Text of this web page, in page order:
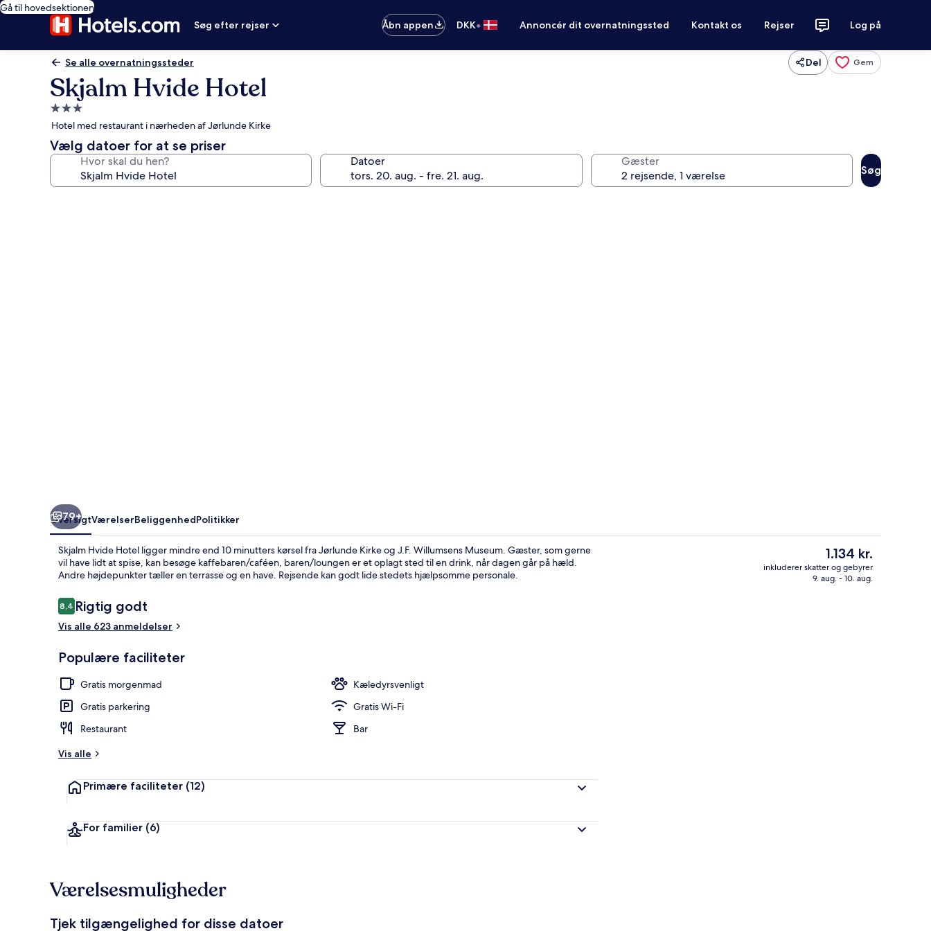
Gå til hovedsektionen
Søg efter rejser
Åbn appen DKK• Annoncér dit overnatningssted Kontakt os Rejser Log på
Se alle overnatningssteder Del Gem
Skjalm Hvide Hotel
3.0-
stjernet
overnatningssted
Hotel med restaurant i nærheden af Jørlunde Kirke
Vælg datoer for at se priser
Hvor skal du hen? Datoer Gæster
Søg
Lounge i lobbyen
79+
OversigtVærelserBeliggenhedPolitikker
Skjalm Hvide Hotel ligger mindre end 10 minutters kørsel fra Jørlunde Kirke og J.F. Willumsens Museum. Gæster, som gerne
vil have lidt at spise, kan besøge kaffebaren/caféen, baren/loungen er et oplagt sted til en drink, når dagen går på hæld.
Andre højdepunkter tæller en terrasse og en have. Rejsende kan godt lide stedets hjælpsomme personale.
Anmeldelser
8,48,4 ud af 10.
Rigtig godt
Vis alle 623 anmeldelser
Populære faciliteter
Gratis morgenmad
Kæledyrsvenligt
Gratis parkering
Gratis Wi-Fi
Restaurant
Bar
Vis alle
Primære faciliteter (12)
For familier (6)
Den
nuværende
pris
1.134 kr.
inkluderer skatter og gebyrer
9. aug. - 10. aug.
Værelsesmuligheder
Tjek tilgængelighed for disse datoer